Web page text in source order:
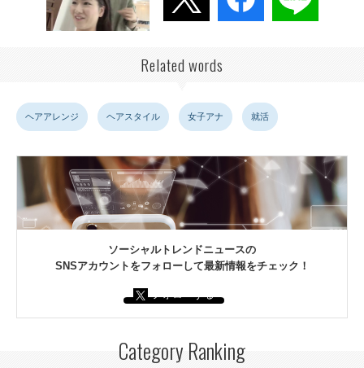
Related words
ヘアアレンジ ヘアスタイル 女子アナ 就活
ソーシャルトレンドニュースの
SNSアカウントをフォローして最新情報をチェック！
フォローする
Category Ranking